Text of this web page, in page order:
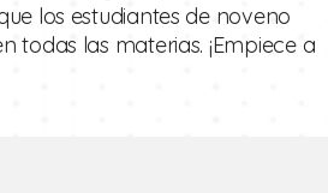
los estudiantes de noveno
todas las materias. ¡Empiece a